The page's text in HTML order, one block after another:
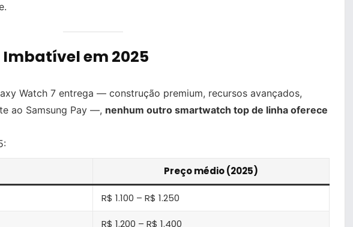
em 2025
Watch 7 entrega — construção premium, recursos avançados,
ao Samsung Pay —, nenhum outro smartwatch top de linha oferece
Preço médio (2025)
R$ 1.100 – R$ 1.250
R$ 1.200 – R$ 1.400